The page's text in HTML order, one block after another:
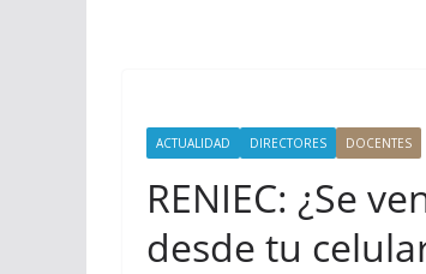
ACTUALIDAD DIRECTORES DOCENTES
RENIEC: ¿Se
desde tu